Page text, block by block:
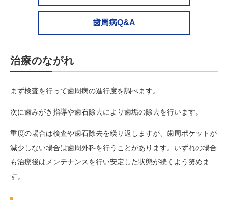
歯周病Q&A
治療のながれ
まず検査を行って歯周病の進行度を調べます。
次に歯みがき指導や歯石除去により歯垢の除去を行います。
重度の場合は検査や歯石除去を繰り返しますが、歯周ポケットが
減少しない場合は歯周外科を行うことがあります。いずれの場合
も治療後はメンテナンスを行い安定した状態が続くよう努めま
す。